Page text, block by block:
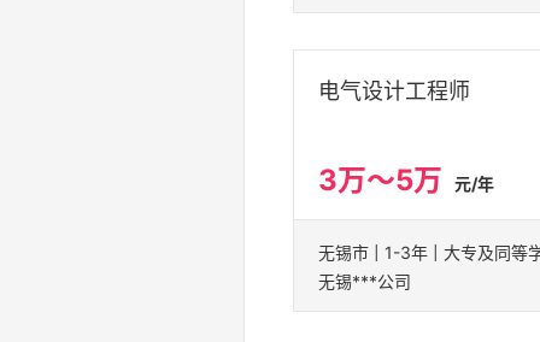
电气设计工程师
3万～5万 元/年
无锡市 | 1-3年 | 大专及同等
无锡***公司